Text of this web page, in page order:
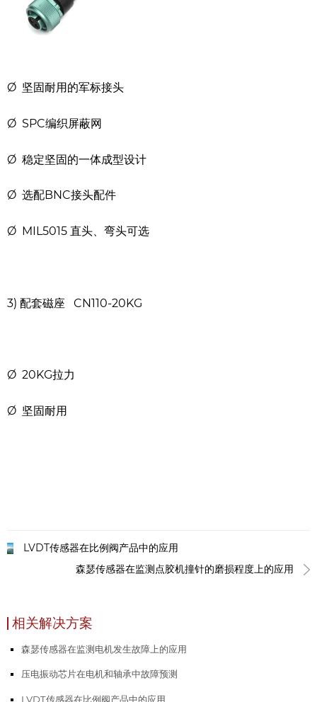
Ø 坚固耐用的军标接头
Ø SPC编织屏蔽网
Ø 稳定坚固的一体成型设计
Ø 选配BNC接头配件
Ø MIL5015 直头、弯头可选
3) 配套磁座 CN110-20KG
Ø 20KG拉力
Ø 坚固耐用
LVDT传感器在比例阀产品中的应用
森瑟传感器在监测点胶机撞针的磨损程度上的应用
相关解决方案
森瑟传感器在监测电机发生故障上的应用
压电振动芯片在电机和轴承中故障预测
LVDT传感器在比例阀产品中的应用